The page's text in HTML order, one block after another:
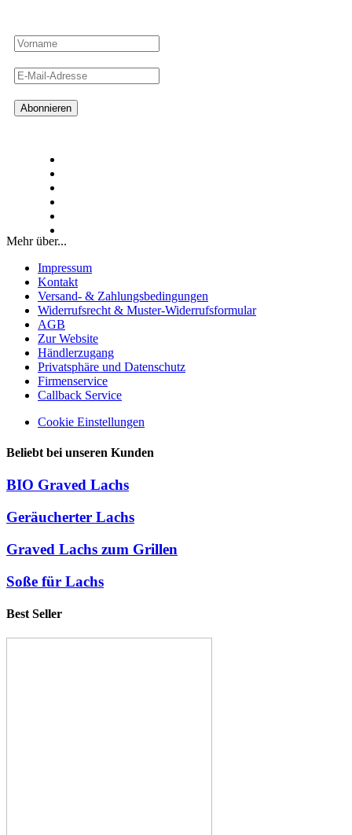
Mehr über...
Impressum
Kontakt
Versand- & Zahlungsbedingungen
Widerrufsrecht & Muster-Widerrufsformular
AGB
Zur Website
Händlerzugang
Privatsphäre und Datenschutz
Firmenservice
Callback Service
Cookie Einstellungen
Beliebt bei unseren Kunden
BIO Graved Lachs
Geräucherter Lachs
Graved Lachs zum Grillen
Soße für Lachs
Best Seller